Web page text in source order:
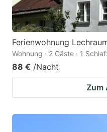
Ferienwohnung
Wohnung · 2 Gäste · 1
88 € /Nacht
Zum